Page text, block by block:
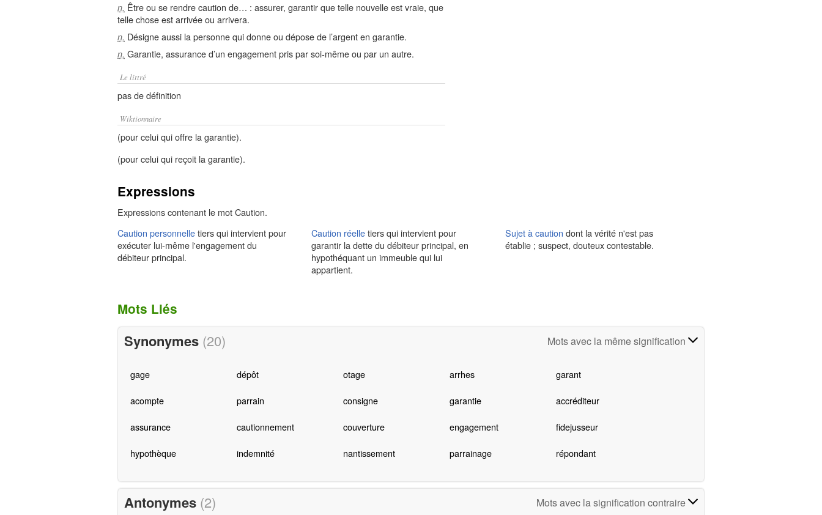
n. Être ou se rendre caution de… : assurer, garantir que telle nouvelle est vraie, que
telle chose est arrivée ou arrivera.
n. Désigne aussi la personne qui donne ou dépose de l’argent en garantie.
n. Garantie, assurance d’un engagement pris par soi-même ou par un autre.
Le littré
pas de définition
Wiktionnaire
(pour celui qui offre la garantie).
(pour celui qui reçoit la garantie).
Expressions
Expressions contenant le mot Caution.
Caution personnelletiers qui intervient pour
exécuter lui-même l'engagement du
débiteur principal.
Caution réelle tiers qui intervient pour
garantir la dette du débiteur principal, en
hypothéquant un immeuble qui lui
appartient.
Sujet à caution dont la vérité n'est pas
établie ; suspect, douteux contestable.
Mots Liés
Synonymes (20) Mots avec la même signification
gage dépôt otage arrhes garant
acompte parrain consigne garantie accréditeur
assurance cautionnement couverture engagement fidejusseur
hypothèque indemnité nantissement parrainage répondant
Antonymes (2) Mots avec la signification contraire